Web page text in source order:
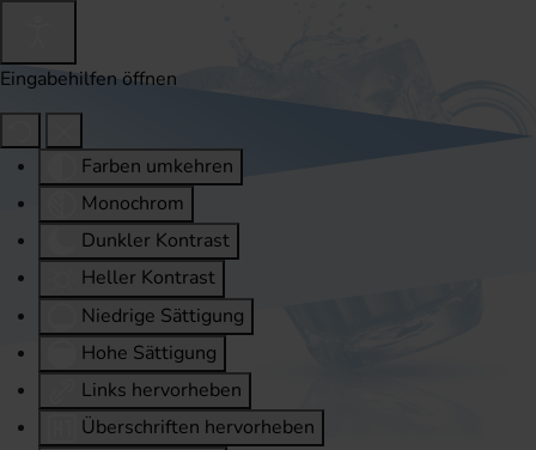
Eingabehilfen öffnen
Farben umkehren
Monochrom
Dunkler Kontrast
Heller Kontrast
Niedrige Sättigung
Hohe Sättigung
Links hervorheben
Überschriften hervorheben